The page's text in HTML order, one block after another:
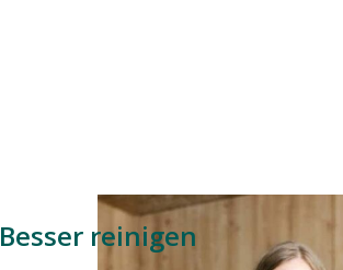
Besser reinigen